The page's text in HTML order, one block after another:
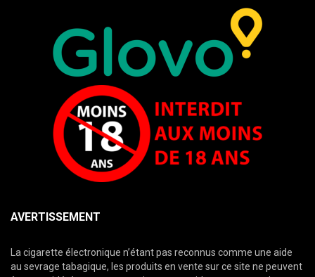
AVERTISSEMENT
La cigarette électronique n’étant pas reconnus comme une aide
au sevrage tabagique, les produits en vente sur ce site ne peuvent